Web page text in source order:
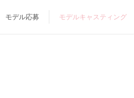
モデル応募 モデルキャスティング